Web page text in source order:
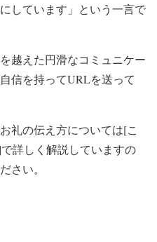
しています」という一言で
越えた円滑なコミュニケー
信を持ってURLを送って
礼の伝え方については[こ
詳しく解説していますの
さい。